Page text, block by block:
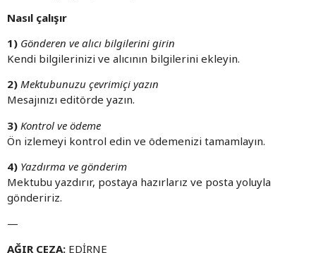
Nasıl çalışır
1) Gönderen ve alıcı bilgilerini girin
Kendi bilgilerinizi ve alıcının bilgilerini ekleyin.
2) Mektubunuzu çevrimiçi yazın
Mesajınızı editörde yazın.
3) Kontrol ve ödeme
Ön izlemeyi kontrol edin ve ödemenizi tamamlayın.
4) Yazdırma ve gönderim
Mektubu yazdırır, postaya hazırlarız ve posta yoluyla
göndeririz.
—
AĞIR CEZA: EDİRNE